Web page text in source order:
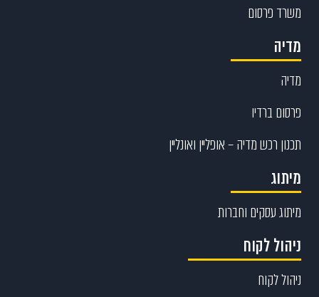
משרד פרסום
מדיה
מדיה
פרסום ברדיו
תכנון רכש מדיה – אופליין ואונליין
מיתוג
מיתוג עסקים וחברות
ניהול לקוח
ניהול לקוח